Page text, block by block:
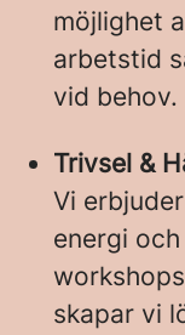
möjlighet
arbetstid
vid behov.
Trivsel &
Vi
energi
skapar vi